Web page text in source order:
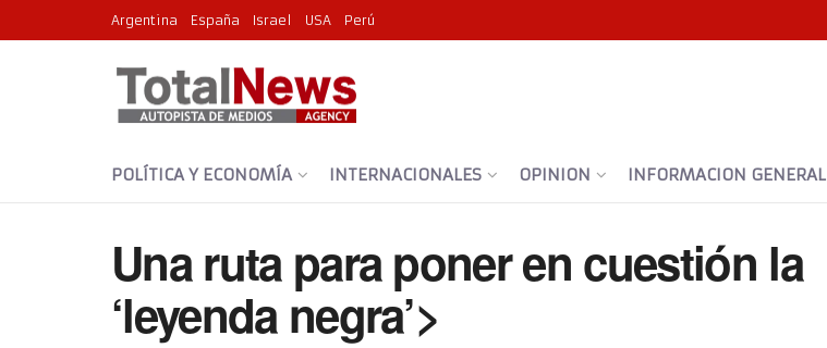
Argentina España Israel USA Perú
POLÍTICA Y ECONOMÍA INTERNACIONALES OPINION INFORMACION GENERAL
Una ruta para poner en cuestión la
‘leyenda negra’>